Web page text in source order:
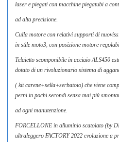
laser e piegati con macchine piegatubi a
ad alta precisione.
Culla motore con relativi supporti di
in stile moto3, con posizione motore
Telaietto scomponibile in acciaio ALS450
dotato di un rivoluzionario sistema di
( kit carene+sella+serbatoio) che viene
perni in pochi secondi senza mai più
ad ogni manutenzione.
FORCELLONE in alluminio scatolato (by
ultraleggero FACTORY 2022 evoluzione a